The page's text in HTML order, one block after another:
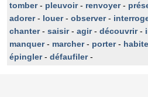
tomber- pleuvoir- renvoyer-
adorer- louer- observer-
chanter- saisir- agir- découvrir-
manquer- marcher- porter-
épingler- défaufiler-